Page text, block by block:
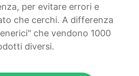
per evitare errori e
che cerchi. A differenza
che vendono 1000
diversi.